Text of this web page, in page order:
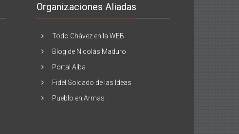
Organizaciones Aliadas
Todo Chávez en la WEB
Blog de Nicolás Maduro
Portal Alba
Fidel Soldado de las Ideas
Pueblo en Armas